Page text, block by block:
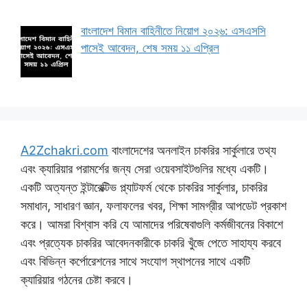
বাংলাদেশ বিমান বাহিনীতে নিয়োগ ২০২৬: এসএসসি
পাসেই আবেদন, শেষ সময় ১১ এপ্রিল
A2Zchakri.com বাংলাদেশের অনলাইন চাকরির সার্কুলারে তথ্য
এবং ক্যারিয়ার পরামর্শের জন্য সেরা ওয়েবসাইটগুলির মধ্যে একটি।
একটি অত্যন্ত ইন্টারেক্টিভ প্ল্যাটফর্ম থেকে চাকরির সার্কুলার, চাকরির
সমাধান, সাধারণ জ্ঞান, ফলাফলের খবর, শিক্ষা সামগ্রীর আপডেট প্রকাশ
করে। আমরা বিশ্বাস করি যে আমাদের পরিষেবাগুলি কর্মজীবনের বিকাশে
এবং প্রত্যেক চাকরির আবেদনকারীকে চাকরি খুঁজে পেতে সাহায্য করবে
এবং বিভিন্ন কর্পোরেশনের সাথে সংযোগ স্থাপনের সাথে একটি
ক্যারিয়ার গঠনের চেষ্টা করবে।